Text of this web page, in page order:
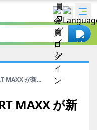
MAXX が新...
MAXX が新